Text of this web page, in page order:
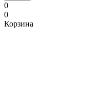
0
0
Корзина